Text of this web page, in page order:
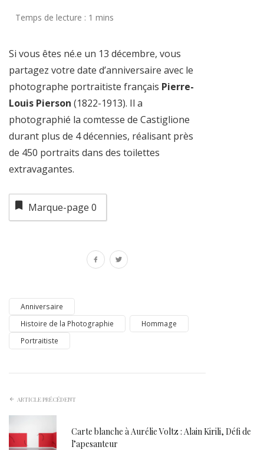
Si vous êtes né.e un 13 décembre, vous
partagez votre date d’anniversaire avec le
photographe portraitiste français Pierre-
Louis Pierson (1822-1913). Il a
photographié la comtesse de Castiglione
durant plus de 4 décennies, réalisant près
de 450 portraits dans des toilettes
extravagantes.
Marque-page 0
Anniversaire
Histoire de la Photographie
Hommage
Portraitiste
ARTICLE PRÉCÉDENT
Carte blanche à Aurélie Voltz : Alain Kirili, Défi de
l’apesanteur